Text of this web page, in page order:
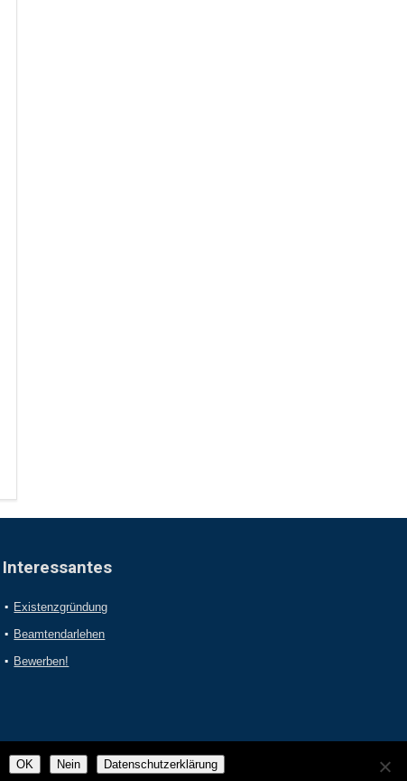
Interessantes
Existenzgründung
Beamtendarlehen
Bewerben!
OK Nein Datenschutzerklärung